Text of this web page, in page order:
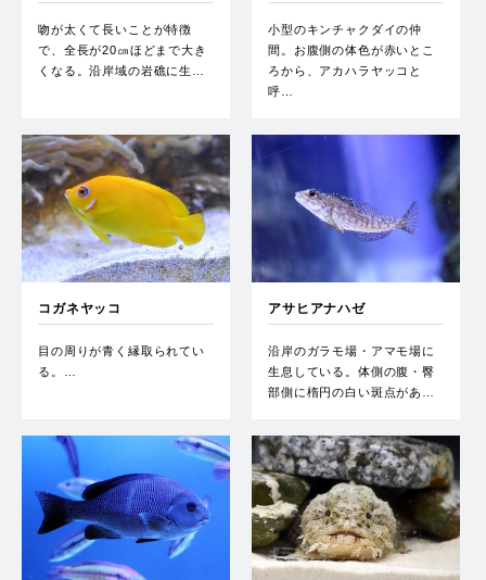
吻が太くて長いことが特徴
で、全長が20㎝ほどまで大き
くなる。沿岸域の岩礁に生…
小型のキンチャクダイの仲
間。お腹側の体色が赤いとこ
ろから、アカハラヤッコと
呼…
コガネヤッコ
目の周りが青く縁取られてい
る。…
アサヒアナハゼ
沿岸のガラモ場・アマモ場に
生息している。体側の腹・臀
部側に楕円の白い斑点があ…